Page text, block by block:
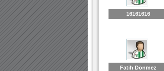
16161616
Fatih Dönmez